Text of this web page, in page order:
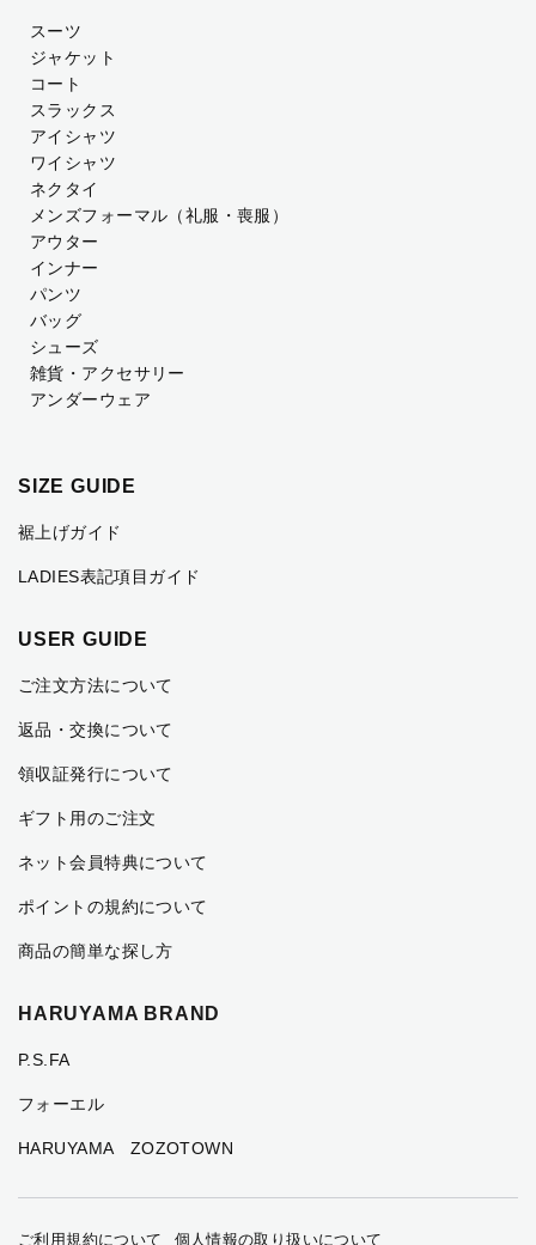
スーツ
ジャケット
コート
スラックス
アイシャツ
ワイシャツ
ネクタイ
メンズフォーマル （礼服・喪服）
アウター
インナー
パンツ
バッグ
シューズ
雑貨・アクセサリー
アンダーウェア
SIZE GUIDE
裾上げガイド
LADIES表記項目ガイド
USER GUIDE
ご注文方法について
返品・交換について
領収証発行について
ギフト用のご注文
ネット会員特典について
ポイントの規約について
商品の簡単な探し方
HARUYAMA BRAND
P.S.FA
フォーエル
HARUYAMA ZOZOTOWN
ご利用規約について 個人情報の取り扱いについて